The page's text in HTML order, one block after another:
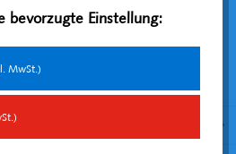
bevorzugte Einstellung:
MwSt.)